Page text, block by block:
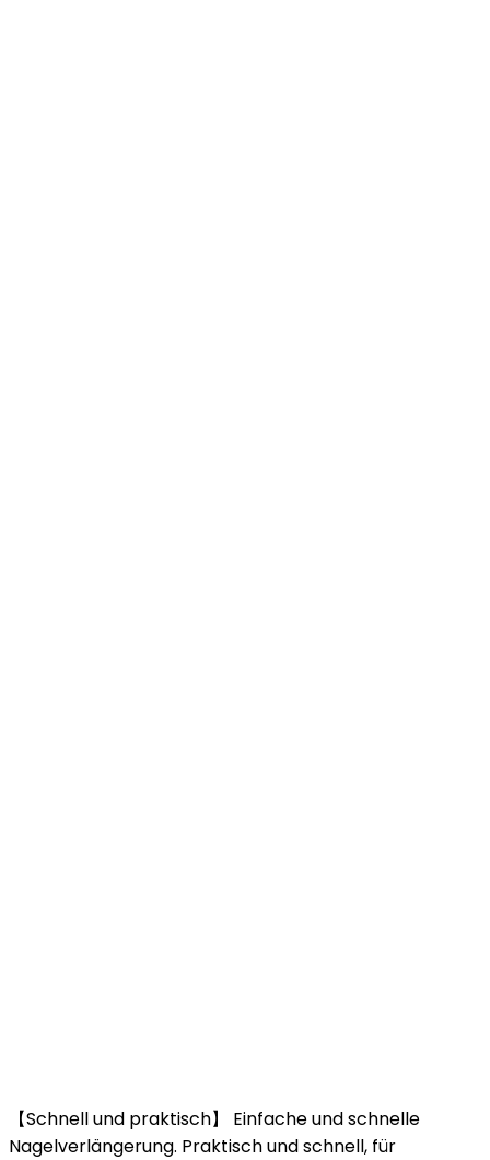
【Schnell und praktisch】 Einfache und schnelle
Nagelverlängerung. Praktisch und schnell, für